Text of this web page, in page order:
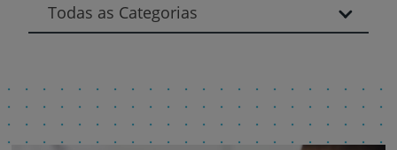
PT EN
Todas as Categorias